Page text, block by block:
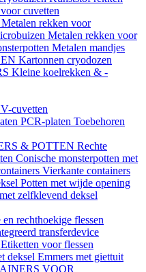
cuvetten
Metalen rekken voor
Metalen rekken voor
Metalen mandjes
Kartonnen cryodozen
Kleine koelrekken & -
cuvetten
PCR-platen Toebehoren
& POTTEN Rechte
Conische monsterpotten met
Vierkante containers
Potten met wijde opening
zelfklevend deksel
rechthoekige flessen
transferdevice
Etiketten voor flessen
deksel Emmers met giettuit
VOOR